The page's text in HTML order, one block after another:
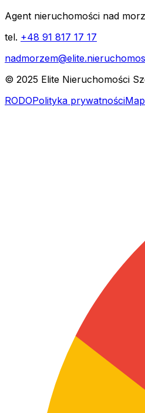
Agent nieruchomości nad
tel. +48 91 817 17 17
© 2025 Elite Nieruchomości
RODOPolityka prywatności